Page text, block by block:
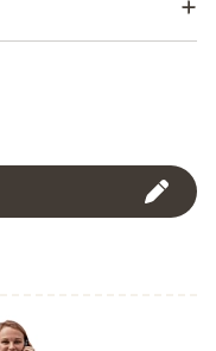
Vieja, 31521
NAVARRA,